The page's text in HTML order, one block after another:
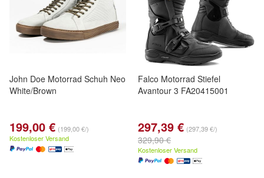
John Doe Motorrad Schuh Neo
White/Brown
199,00 € (199,00 €/)
Kostenloser Versand
Falco Motorrad Stiefel
Avantour 3 FA20415001
297,39 € (297,39 €/)
329,90 €
Kostenloser Versand